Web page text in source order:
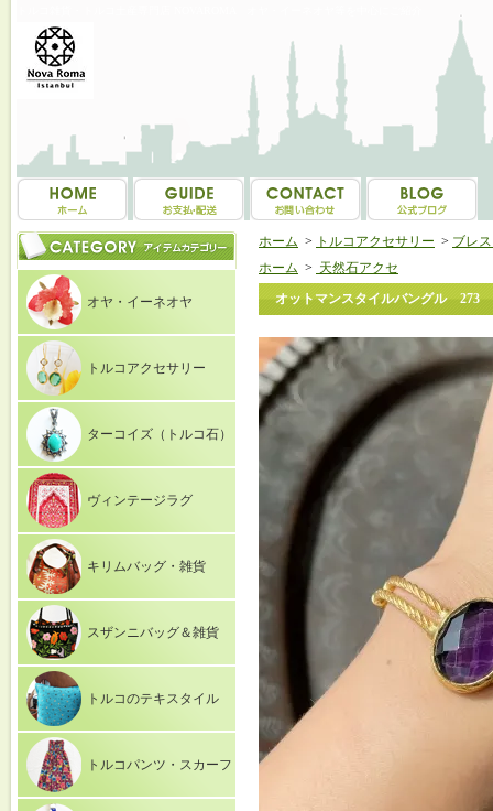
オヤ・イーネオヤ
トルコアクセサリー
ターコイズ（トルコ石）
ヴィンテージラグ
キリムバッグ・雑貨
スザンニバッグ＆雑貨
トルコのテキスタイル
トルコパンツ・スカーフ
ホーム > トルコアクセサリー > ブレ
ホーム > 天然石アクセ
オットマンスタイルバングル 273